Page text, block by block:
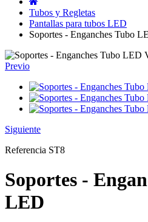
Tubos y Regletas
Pantallas para tubos LED
Soportes - Enganches Tubo
Previo
Siguiente
Referencia ST8
Soportes -
LED